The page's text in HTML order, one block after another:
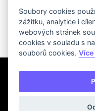
http://
Soubory cookies
zážitku, analytice i
webových stránek
cookies v souladu s
souborů cookies.